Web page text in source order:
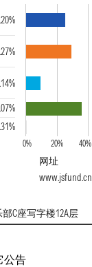
0% 20% 40%
网址
www.jsfund.cn
C座写字楼12A层
公告